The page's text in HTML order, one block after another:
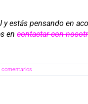
y estás pensando en
en contactar con
comentarios